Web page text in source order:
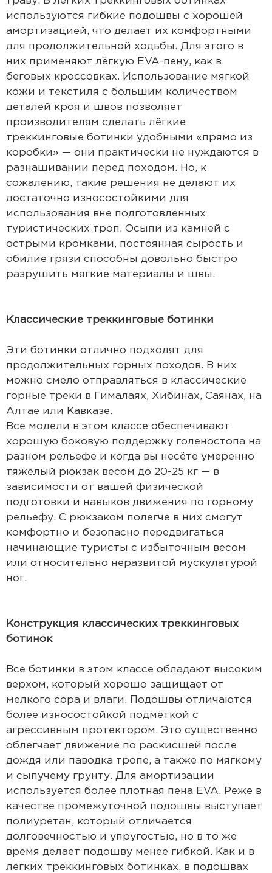
используются гибкие подошвы с хорошей
амортизацией, что делает их комфортными
для продолжительной ходьбы. Для этого в
них применяют лёгкую EVA-пену, как в
беговых кроссовках. Использование мягкой
кожи и текстиля с большим количеством
деталей кроя и швов позволяет
производителям сделать лёгкие
треккинговые ботинки удобными «прямо из
коробки» — они практически не нуждаются в
разнашивании перед походом. Но, к
сожалению, такие решения не делают их
достаточно износостойкими для
использования вне подготовленных
туристических троп. Осыпи из камней с
острыми кромками, постоянная сырость и
обилие грязи способны довольно быстро
разрушить мягкие материалы и швы.
Классические треккинговые ботинки
Эти ботинки отлично подходят для
продолжительных горных походов. В них
можно смело отправляться в классические
горные треки в Гималаях, Хибинах, Саянах, на
Алтае или Кавказе.
Все модели в этом классе обеспечивают
хорошую боковую поддержку голеностопа на
разном рельефе и когда вы несёте умеренно
тяжёлый рюкзак весом до 20-25 кг — в
зависимости от вашей физической
подготовки и навыков движения по горному
рельефу. С рюкзаком полегче в них смогут
комфортно и безопасно передвигаться
начинающие туристы с избыточным весом
или относительно неразвитой мускулатурой
ног.
Конструкция классических треккинговых
ботинок
Все ботинки в этом классе обладают высоким
верхом, который хорошо защищает от
мелкого сора и влаги. Подошвы отличаются
более износостойкой подмёткой с
агрессивным протектором. Это существенно
облегчает движение по раскисшей после
дождя или паводка тропе, а также по мягкому
и сыпучему грунту. Для амортизации
используется более плотная пена EVA. Реже в
качестве промежуточной подошвы выступает
полиуретан, который отличается
долговечностью и упругостью, но в то же
время делает подошву менее гибкой. Как и в
лёгких треккинговых ботинках, в подошвах